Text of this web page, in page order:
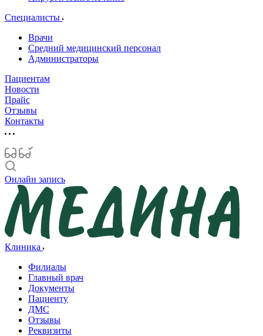
Специалисты
Врачи
Средний медицинский персонал
Администраторы
Пациентам
Новости
Прайс
Отзывы
Контакты
Онлайн запись
Клиника
Филиалы
Главный врач
Документы
Пациенту
ДМС
Отзывы
Реквизиты